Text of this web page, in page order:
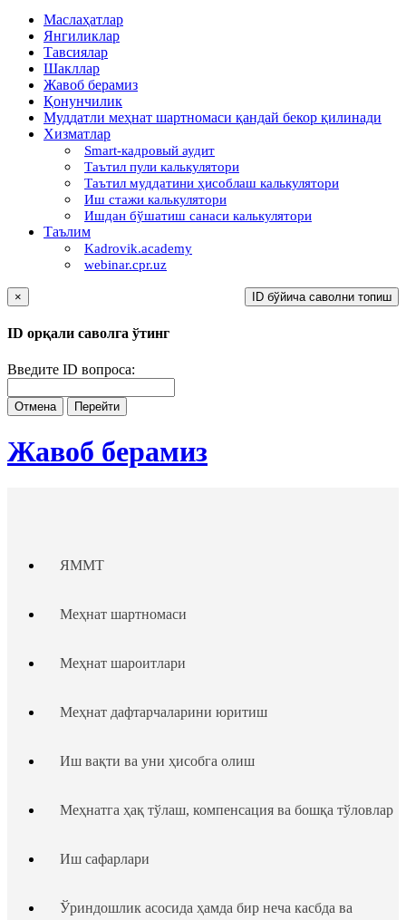
Маслаҳатлар
Янгиликлар
Тавсиялар
Шакллар
Жавоб берамиз
Қонунчилик
Муддатли меҳнат шартномаси қандай бекор қилинади
Хизматлар
Smart-кадровый аудит
Таътил пули калькулятори
Таътил муддатини ҳисоблаш калькулятори
Иш стажи калькулятори
Ишдан бўшатиш санаси калькулятори
Таълим
Kadrovik.academy
webinar.cpr.uz
ID бўйича саволни топиш
×
ID орқали саволга ўтинг
Введите ID вопроса:
Отмена Перейти
Жавоб берамиз
ЯММТ
Меҳнат шартномаси
Меҳнат шароитлари
Меҳнат дафтарчаларини юритиш
Иш вақти ва уни ҳисобга олиш
Меҳнатга ҳақ тўлаш, компенсация ва бошқа тўловлар
Иш сафарлари
Ўриндошлик асосида ҳамда бир неча касбда ва